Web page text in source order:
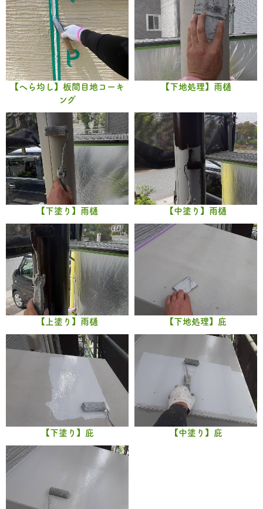
【へら均し】板間目地コーキ
ング
【下地処理】雨樋
【下塗り】雨樋 【中塗り】雨樋
【上塗り】雨樋 【下地処理】庇
【下塗り】庇 【中塗り】庇